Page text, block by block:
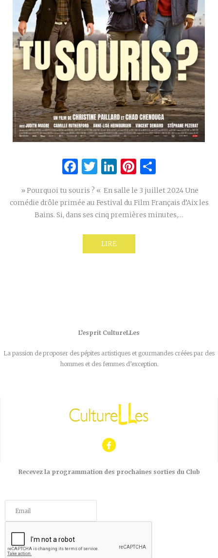
Facebook
Twitter
LinkedIn
Pinterest
» Pourquoi tu souris ? « En salle le 3 juillet 2024 Une
comédie drôle primée au Festival du Film Français d’Aix les
Bains. Si, dans ses cinq premières minutes,…
LIRE
L’esprit CultureLLes
La passion de proposer des pépites artistiques et gourmandes créées par des
hommes et des femmes d’exception.
Recevez la programmation des prochaines sorties du Club